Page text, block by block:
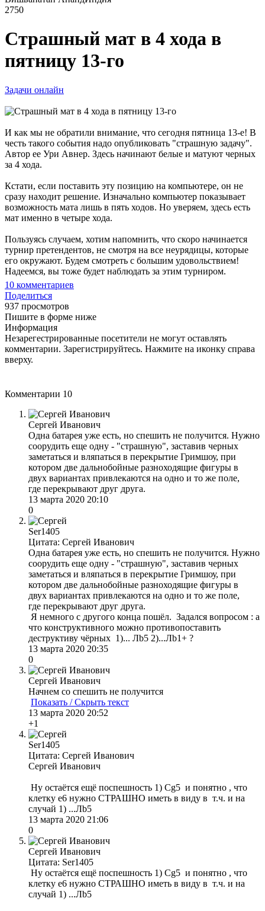
2750
Страшный мат в 4 хода в
пятницу 13-го
Задачи онлайн
И как мы не обратили внимание, что сегодня пятница 13-е! В
честь такого события надо опубликовать "страшную задачу".
Автор ее Ури Авнер. Здесь начинают белые и матуют черных
за 4 хода.
Кстати, если поставить эту позицию на компьютере, он не
сразу находит решение. Изначально компьютер показывает
возможность мата лишь в пять ходов. Но уверяем, здесь есть
мат именно в четыре хода.
Пользуясь случаем, хотим напомнить, что скоро начинается
турнир претендентов, не смотря на все неурядицы, которые
его окружают. Будем смотреть с большим удовольствием!
Надеемся, вы тоже будет наблюдать за этим турниром.
10 комментариев
Поделиться
937 просмотров
Пишите в форме ниже
Информация
Незарегестрированные посетители не могут оставлять
комментарии. Зарегистрируйтесь. Нажмите на иконку справа
вверху.
Комментарии 10
Сергей Иванович
Одна батарея уже есть, но спешить не получится. Нужно
соорудить еще одну - "страшную", заставив черных
заметаться и вляпаться в перекрытие Гримшоу, при
котором две дальнобойные разноходящие фигуры в
двух вариантах привлекаются на одно и то же поле,
где перекрывают друг друга.
13 марта 2020 20:10
0
Ser1405
Цитата: Сергей Иванович
Одна батарея уже есть, но спешить не получится. Нужно
соорудить еще одну - "страшную", заставив черных
заметаться и вляпаться в перекрытие Гримшоу, при
котором две дальнобойные разноходящие фигуры в
двух вариантах привлекаются на одно и то же поле,
где перекрывают друг друга.
Я немного с другого конца пошёл. Задался вопросом : а
что конструктивного можно противопоставить
деструктиву чёрных 1)... Лb5 2)...Лb1+ ?
13 марта 2020 20:35
0
Сергей Иванович
Начнем со спешить не получится
Показать / Скрыть текст
13 марта 2020 20:52
+1
Ser1405
Цитата: Сергей Иванович
Сергей Иванович
Ну остаётся ещё поспешность 1) Сg5 и понятно , что
клетку е6 нужно СТРАШНО иметь в виду в т.ч. и на
случай 1) ...Лb5
13 марта 2020 21:06
0
Сергей Иванович
Цитата: Ser1405
Ну остаётся ещё поспешность 1) Сg5 и понятно , что
клетку е6 нужно СТРАШНО иметь в виду в т.ч. и на
случай 1) ...Лb5